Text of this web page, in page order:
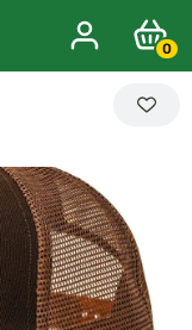
0